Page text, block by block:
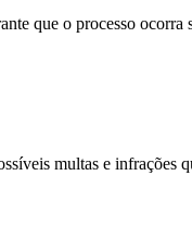
que o processo
multas e infrações